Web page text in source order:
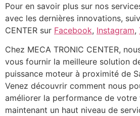
Pour en savoir plus sur nos
avec les dernières innovations,
CENTER sur Facebook, Instagram,
Chez MECA TRONIC CENTER,
vous fournir la meilleure solution
puissance moteur à proximité de
Venez découvrir comment nous
améliorer la performance de votre
maintenant un haut niveau de